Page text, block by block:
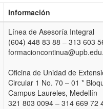
Información
Línea de Asesoría Integral
(604) 448 83 88 – 313 603
Oficina de Unidad de
Circular 1 No. 70 – 01 *
Campus Laureles, Medellín
321 803 0094 – 314 669 72